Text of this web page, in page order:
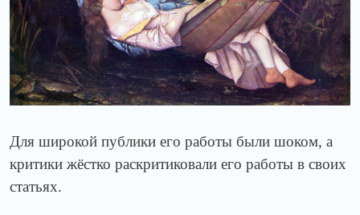
Для широкой публики его работы были шоком, а
критики жёстко раскритиковали его работы в своих
статьях.